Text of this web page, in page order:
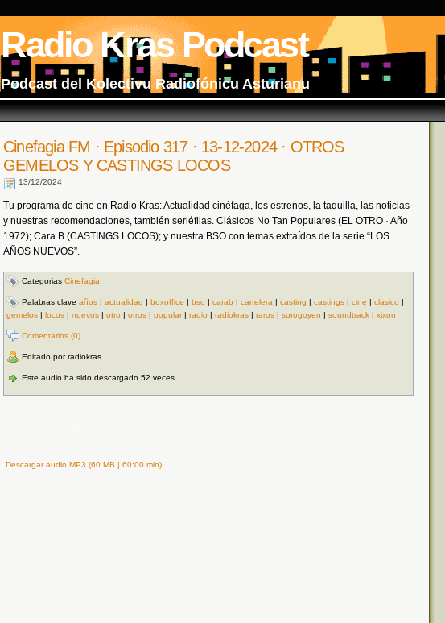
Radio Kras Podcast
Podcast del Kolectivu Radiofónicu Asturianu
Cinefagia FM · Episodio 317 · 13-12-2024 · OTROS
GEMELOS Y CASTINGS LOCOS
13/12/2024
Tu programa de cine en Radio Kras: Actualidad cinéfaga, los estrenos, la taquilla, las noticias
y nuestras recomendaciones, también seriéfilas. Clásicos No Tan Populares (EL OTRO · Año
1972); Cara B (CASTINGS LOCOS); y nuestra BSO con temas extraídos de la serie “LOS
AÑOS NUEVOS”.
Categorias Cinefagia
Palabras clave años | actualidad | boxoffice | bso | carab | cartelera | casting | castings | cine | clasico |
gemelos | locos | nuevos | otro | otros | popular| radio | radiokras | raros | sorogoyen | soundtrack | xixon
Comentarios (0)
Editado por radiokras
Este audio ha sido descargado 52 veces
Descargar audio MP3 (60 MB | 60:00 min)